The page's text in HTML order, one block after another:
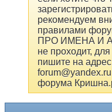
рекомендуем
правилами
ПРО ИМЕНА И
не проходит,
пишите на
форума